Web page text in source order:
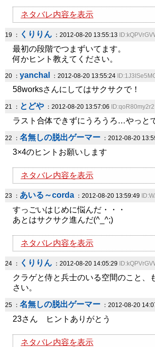
ネタバレ内容を表示
19 ： くりりん ：2012-08-20 13:55:13
最初の段階でつまずいてます。
何かヒント教えてください。
20 ： yanchal ：2012-08-20 13:55:24
58worksさんにしてはサクサクで！
21 ： とどや ：2012-08-20 13:57:06 ID:qoR80my2r2
ラスト合体できずにうろうろ…やっと
22 ： 名無しの脱出ゲーマー ：2012-08-20
3×4のヒントお願いします
ネタバレ内容を表示
23 ： あいる～corda ：2012-08-20 13:59:49
すっごいはじめに悩んだ・・・
あとはサクサク進んだ(^_^;)
ネタバレ内容を表示
24 ： くりりん ：2012-08-20 14:05:29
クラゲと侍と兵士のいる空間のこと、
さい。
25 ： 名無しの脱出ゲーマー ：2012-08-20
23さん ヒントありがとう
ネタバレ内容を表示